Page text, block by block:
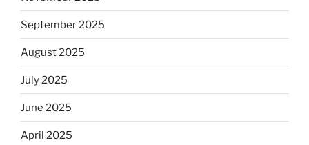
September 2025
August 2025
July 2025
June 2025
April 2025